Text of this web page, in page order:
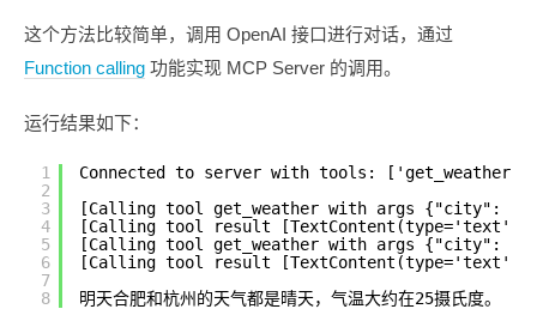
这个方法比较简单，调用 OpenAI 接口进行对话，通过
Function calling 功能实现 MCP Server 的调用。
运行结果如下：
1
2
3
4
5
6
7
8
Connected to server with tools: ['get_weather']
[Calling tool get_weather with args {"city": "
[Calling tool result [TextContent(type='text',
[Calling tool get_weather with args {"city": "
[Calling tool result [TextContent(type='text',
明天合肥和杭州的天气都是晴天，气温大约在25摄氏度。